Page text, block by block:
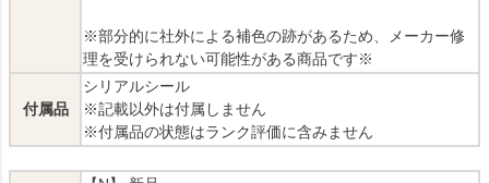
※部分的に社外による補色の跡があるため、メーカー修
理を受けられない可能性がある商品です※
付属品
シリアルシール
※記載以外は付属しません
※付属品の状態はランク評価に含みません